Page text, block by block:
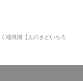
端境期【えのきどいちろ